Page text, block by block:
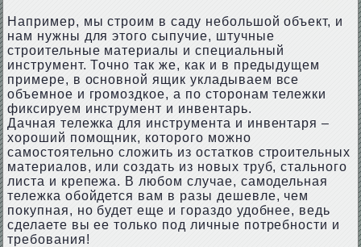
Например, мы строим в саду небольшой объект, и
нам нужны для этого сыпучие, штучные
строительные материалы и специальный
инструмент. Точно так же, как и в предыдущем
примере, в основной ящик укладываем все
объемное и громоздкое, а по сторонам тележки
фиксируем инструмент и инвентарь.
Дачная тележка для инструмента и инвентаря –
хороший помощник, которого можно
самостоятельно сложить из остатков строительных
материалов, или создать из новых труб, стального
листа и крепежа. В любом случае, самодельная
тележка обойдется вам в разы дешевле, чем
покупная, но будет еще и гораздо удобнее, ведь
сделаете вы ее только под личные потребности и
требования!